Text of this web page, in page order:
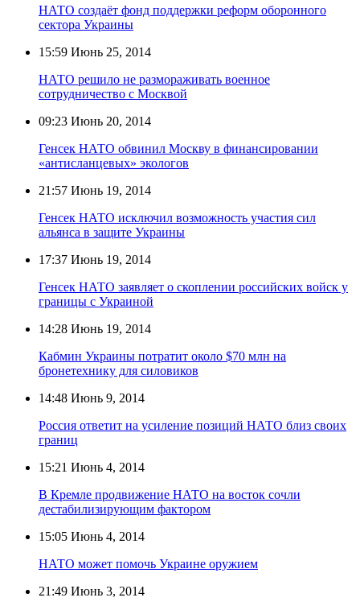
НАТО создаёт фонд поддержки реформ оборонного
сектора Украины
15:59 Июнь 25, 2014
НАТО решило не размораживать военное
сотрудничество с Москвой
09:23 Июнь 20, 2014
Генсек НАТО обвинил Москву в финансировании
«антисланцевых» экологов
21:57 Июнь 19, 2014
Генсек НАТО исключил возможность участия сил
альянса в защите Украины
17:37 Июнь 19, 2014
Генсек НАТО заявляет о скоплении российских войск у
границы с Украиной
14:28 Июнь 19, 2014
Кабмин Украины потратит около $70 млн на
бронетехнику для силовиков
14:48 Июнь 9, 2014
Россия ответит на усиление позиций НАТО близ своих
границ
15:21 Июнь 4, 2014
В Кремле продвижение НАТО на восток сочли
дестабилизирующим фактором
15:05 Июнь 4, 2014
НАТО может помочь Украине оружием
21:49 Июнь 3, 2014